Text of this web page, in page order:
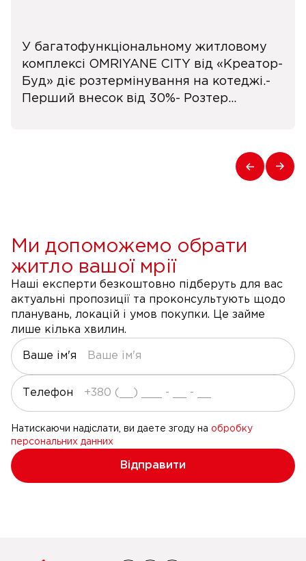
У багатофункціональному житловому
комплексі OMRIYANE CITY від «Креатор-
Буд» діє розтермінування на котеджі.-
Перший внесок від 30%- Розтер...
Ми допоможемо обрати
житло вашої мрії
Наші експерти безкоштовно підберуть для вас
актуальні пропозиції та проконсультують щодо
планувань, локацій і умов покупки. Це займе
лише кілька хвилин.
Ваше ім'я
Телефон
Натискаючи надіслати, ви даете згоду на обробку
персональних данних
Відправити